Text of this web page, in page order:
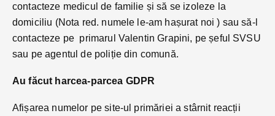
contacteze medicul de familie și să se izoleze la
domiciliu (Nota red. numele le-am hașurat noi ) sau să-l
contacteze pe primarul Valentin Grapini, pe șeful SVSU
sau pe agentul de poliție din comună.
Au făcut harcea-parcea GDPR
Afișarea numelor pe site-ul primăriei a stârnit reacții